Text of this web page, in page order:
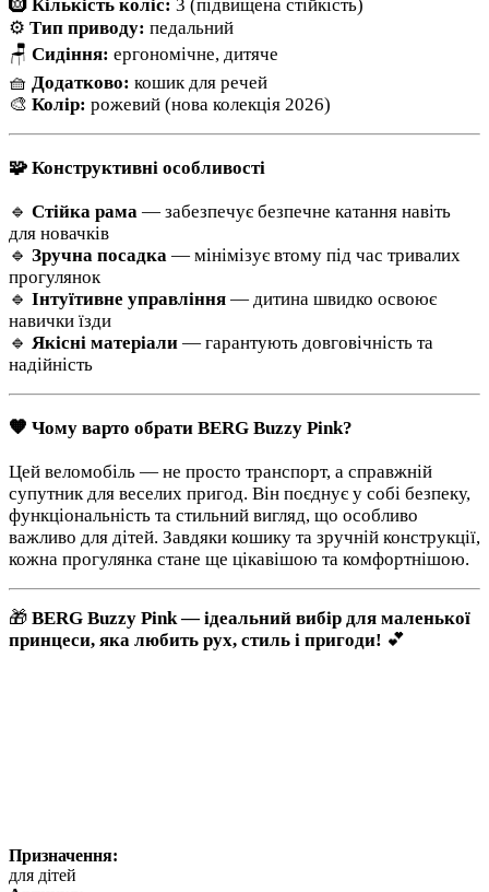
🛞 Кількість коліс: 3 (підвищена стійкість)
⚙️ Тип приводу: педальний
🪑 Сидіння: ергономічне, дитяче
🧺 Додатково: кошик для речей
🎨 Колір: рожевий (нова колекція 2026)
🧩 Конструктивні особливості
🔹 Стійка рама — забезпечує безпечне катання навіть
для новачків
🔹 Зручна посадка — мінімізує втому під час тривалих
прогулянок
🔹 Інтуїтивне управління — дитина швидко освоює
навички їзди
🔹 Якісні матеріали — гарантують довговічність та
надійність
🧡 Чому варто обрати BERG Buzzy Pink?
Цей веломобіль — не просто транспорт, а справжній
супутник для веселих пригод. Він поєднує у собі безпеку,
функціональність та стильний вигляд, що особливо
важливо для дітей. Завдяки кошику та зручній конструкції,
кожна прогулянка стане ще цікавішою та комфортнішою.
🎁 BERG Buzzy Pink — ідеальний вибір для маленької
принцеси, яка любить рух, стиль і пригоди! 💕
Призначення:
для дітей